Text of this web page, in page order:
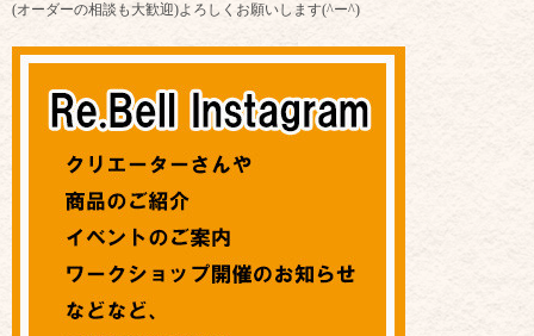
(オーダーの相談も大歓迎)よろしくお願いします(^ー^)